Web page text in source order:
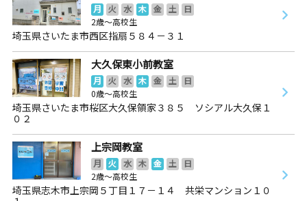
月 火 水 木 金 土
日
2歳～高校生
埼玉県さいたま市西区指扇５８４－３１
大久保東小前教室
月 火 水 木 金 土
日
0歳～高校生
埼玉県さいたま市桜区大久保領家３８５ ソシアル大久保１
０２
上宗岡教室
月 火 水 木 金 土
日
2歳～高校生
埼玉県志木市上宗岡５丁目１７－１４ 共栄マンション１０